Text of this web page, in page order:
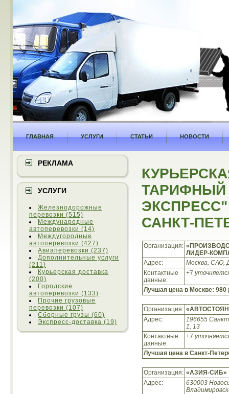
ГЛАВНАЯ УСЛУГИ СТАТЬИ НОВОСТИ
РЕКЛАМА
УСЛУГИ
Железнодорожные
перевозки (515)
Международные
автоперевозки (14)
Междугородные
автоперевозки (427)
Авиаперевозки (237)
Дополнительные услуги
(211)
Курьерская доставка
(200)
Городские
автоперевозки (133)
Прочие грузовые
перевозки (107)
Сборные грузы (60)
Экспресс-доставка (19)
ТАРИФНЫЙ
САНКТ-
Организация:
ЛИДЕР-
Адрес:
Москва, САО,
Контактные
данные:
+7
Лучшая цена в Москве: 980
Организация:
Адрес:
196655
1, 13
Контактные
данные:
+7
Лучшая цена в Санкт-
Организация: «АЗИЯ-СИБ»
Адрес:
630003